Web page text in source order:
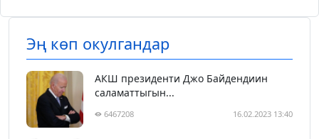
Эң көп окулгандар
АКШ президенти Джо Байдендиин
саламаттыгын...
6467208 16.02.2023 13:40